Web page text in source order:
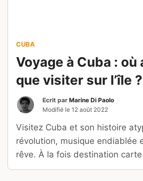
CUBA
Voyage à Cuba : où
que visiter sur l’île ?
Ecrit par Marine Di Paolo
Modifié le 12 août 2022
Visitez Cuba et son histoire
révolution, musique endiablée
rêve. À la fois destination
en difficulté économique,